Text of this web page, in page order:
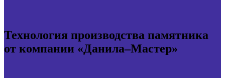
Технология производства памятника
от компании «Данила–Мастер»